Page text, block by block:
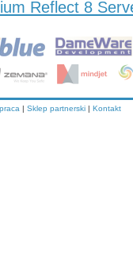
Reflect 8
| Sklep partnerski | Kontakt